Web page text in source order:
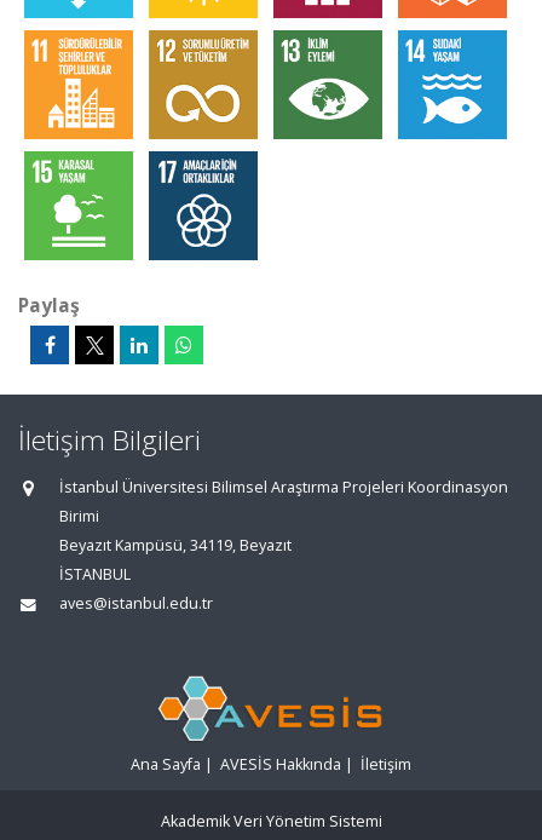
Paylaş
İletişim Bilgileri
İstanbul Üniversitesi Bilimsel Araştırma Projeleri Koordinasyon
Birimi
Beyazıt Kampüsü, 34119, Beyazıt
İSTANBUL
aves@istanbul.edu.tr
Ana Sayfa | AVESİS Hakkında | İletişim
Akademik Veri Yönetim Sistemi